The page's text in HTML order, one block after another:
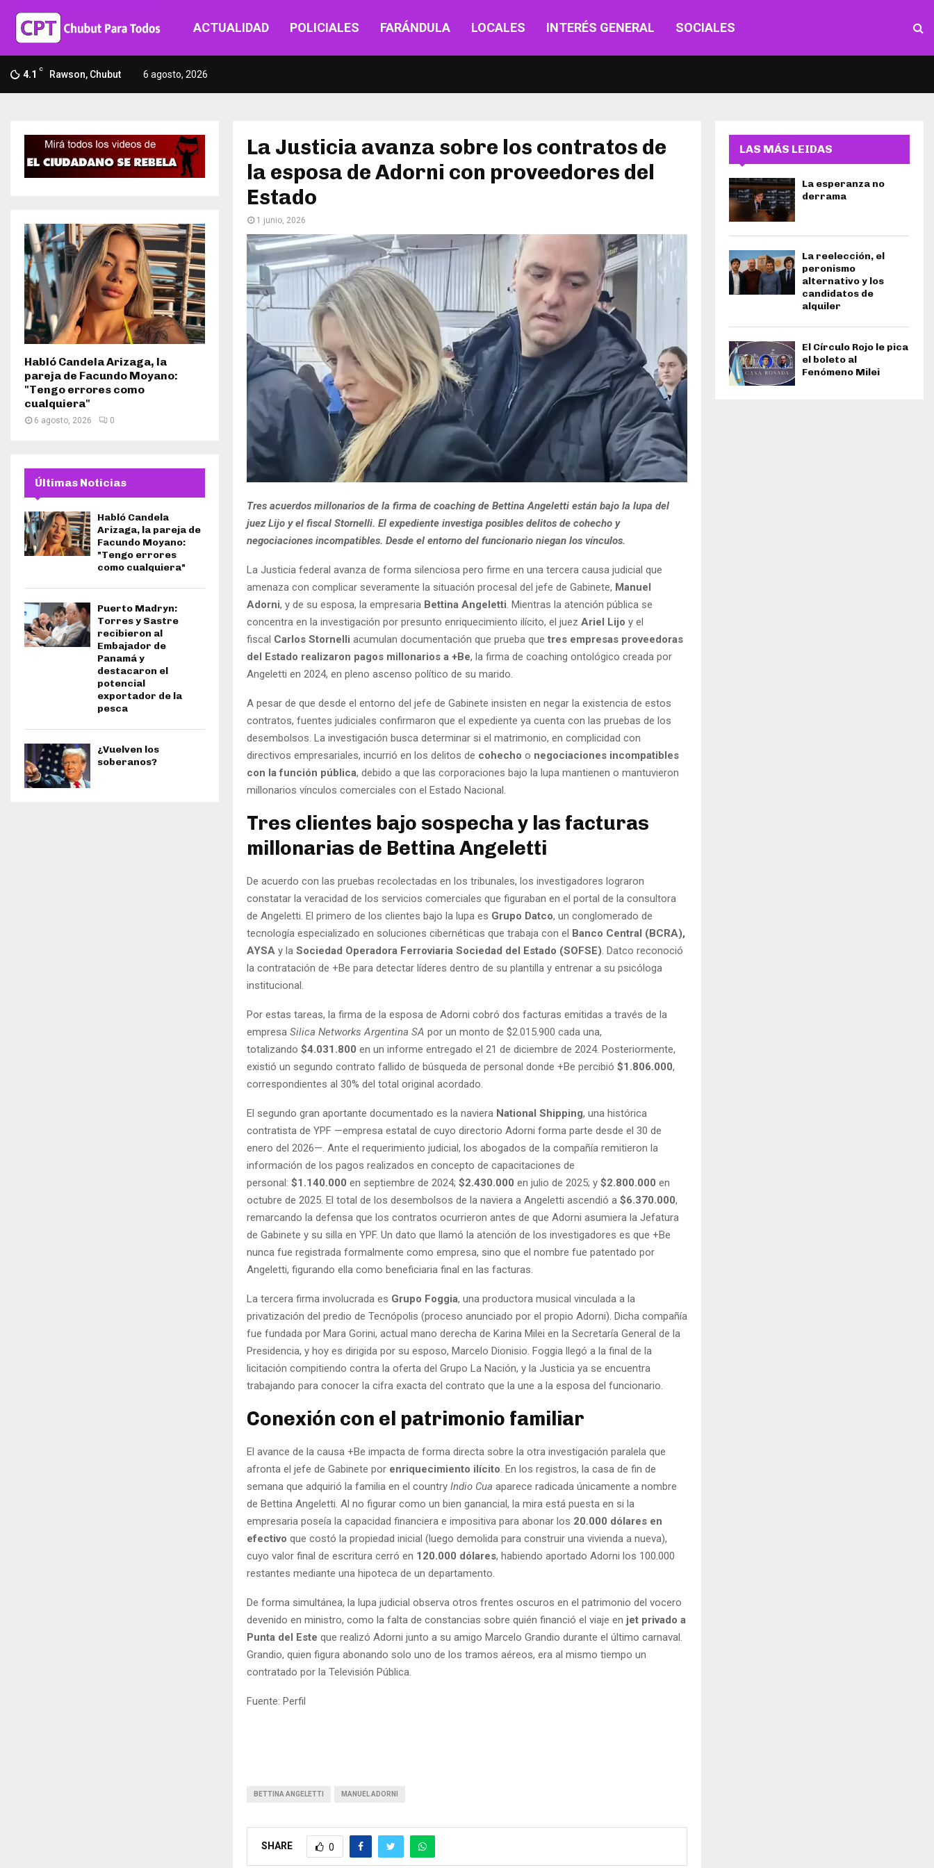
ACTUALIDAD POLICIALES FARÁNDULA LOCALES INTERÉS GENERAL SOCIALES
4.1 C Rawson, Chubut 6 agosto, 2026
La Justicia avanza sobre los contratos de
la esposa de Adorni con proveedores del
Estado
1 junio, 2026
Tres acuerdos millonarios de la firma de coaching de Bettina Angeletti están bajo la lupa del
juez Lijo y el fiscal Stornelli. El expediente investiga posibles delitos de cohecho y
negociaciones incompatibles. Desde el entorno del funcionario niegan los vínculos.
La Justicia federal avanza de forma silenciosa pero firme en una tercera causa judicial que
amenaza con complicar severamente la situación procesal del jefe de Gabinete, Manuel
Adorni, y de su esposa, la empresaria Bettina Angeletti. Mientras la atención pública se
concentra en la investigación por presunto enriquecimiento ilícito, el juez Ariel Lijo y el
fiscal Carlos Stornelli acumulan documentación que prueba que tres empresas proveedoras
del Estado realizaron pagos millonarios a +Be, la firma de coaching ontológico creada por
Angeletti en 2024, en pleno ascenso político de su marido.
A pesar de que desde el entorno del jefe de Gabinete insisten en negar la existencia de estos
contratos, fuentes judiciales confirmaron que el expediente ya cuenta con las pruebas de los
desembolsos. La investigación busca determinar si el matrimonio, en complicidad con
directivos empresariales, incurrió en los delitos de cohecho o negociaciones incompatibles
con la función pública, debido a que las corporaciones bajo la lupa mantienen o mantuvieron
millonarios vínculos comerciales con el Estado Nacional.
Tres clientes bajo sospecha y las facturas
millonarias de Bettina Angeletti
De acuerdo con las pruebas recolectadas en los tribunales, los investigadores lograron
constatar la veracidad de los servicios comerciales que figuraban en el portal de la consultora
de Angeletti. El primero de los clientes bajo la lupa es Grupo Datco, un conglomerado de
tecnología especializado en soluciones cibernéticas que trabaja con el Banco Central (BCRA),
AYSA y la Sociedad Operadora Ferroviaria Sociedad del Estado (SOFSE). Datco reconoció
la contratación de +Be para detectar líderes dentro de su plantilla y entrenar a su psicóloga
institucional.
Por estas tareas, la firma de la esposa de Adorni cobró dos facturas emitidas a través de la
empresa Silica Networks Argentina SA por un monto de $2.015.900 cada una,
totalizando $4.031.800 en un informe entregado el 21 de diciembre de 2024. Posteriormente,
existió un segundo contrato fallido de búsqueda de personal donde +Be percibió $1.806.000,
correspondientes al 30% del total original acordado.
El segundo gran aportante documentado es la naviera National Shipping, una histórica
contratista de YPF —empresa estatal de cuyo directorio Adorni forma parte desde el 30 de
enero del 2026—. Ante el requerimiento judicial, los abogados de la compañía remitieron la
información de los pagos realizados en concepto de capacitaciones de
personal: $1.140.000 en septiembre de 2024; $2.430.000 en julio de 2025; y $2.800.000 en
octubre de 2025. El total de los desembolsos de la naviera a Angeletti ascendió a $6.370.000,
remarcando la defensa que los contratos ocurrieron antes de que Adorni asumiera la Jefatura
de Gabinete y su silla en YPF. Un dato que llamó la atención de los investigadores es que +Be
nunca fue registrada formalmente como empresa, sino que el nombre fue patentado por
Angeletti, figurando ella como beneficiaria final en las facturas.
La tercera firma involucrada es Grupo Foggia, una productora musical vinculada a la
privatización del predio de Tecnópolis (proceso anunciado por el propio Adorni). Dicha compañía
fue fundada por Mara Gorini, actual mano derecha de Karina Milei en la Secretaría General de la
Presidencia, y hoy es dirigida por su esposo, Marcelo Dionisio. Foggia llegó a la final de la
licitación compitiendo contra la oferta del Grupo La Nación, y la Justicia ya se encuentra
trabajando para conocer la cifra exacta del contrato que la une a la esposa del funcionario.
Conexión con el patrimonio familiar
El avance de la causa +Be impacta de forma directa sobre la otra investigación paralela que
afronta el jefe de Gabinete por enriquecimiento ilícito. En los registros, la casa de fin de
semana que adquirió la familia en el country Indio Cua aparece radicada únicamente a nombre
de Bettina Angeletti. Al no figurar como un bien ganancial, la mira está puesta en si la
empresaria poseía la capacidad financiera e impositiva para abonar los 20.000 dólares en
efectivo que costó la propiedad inicial (luego demolida para construir una vivienda a nueva),
cuyo valor final de escritura cerró en 120.000 dólares, habiendo aportado Adorni los 100.000
restantes mediante una hipoteca de un departamento.
De forma simultánea, la lupa judicial observa otros frentes oscuros en el patrimonio del vocero
devenido en ministro, como la falta de constancias sobre quién financió el viaje en jet privado a
Punta del Este que realizó Adorni junto a su amigo Marcelo Grandio durante el último carnaval.
Grandio, quien figura abonando solo uno de los tramos aéreos, era al mismo tiempo un
contratado por la Televisión Pública.
Fuente: Perfil
BETTINA ANGELETTI MANUEL ADORNI
SHARE 0
Habló Candela Arizaga, la
pareja de Facundo Moyano:
"Tengo errores como
cualquiera"
6 agosto, 2026 0
Últimas Noticias
Habló Candela
Arizaga, la pareja de
Facundo Moyano:
"Tengo errores
como cualquiera"
Puerto Madryn:
Torres y Sastre
recibieron al
Embajador de
Panamá y
destacaron el
potencial
exportador de la
pesca
¿Vuelven los
soberanos?
LAS MÁS LEIDAS
La esperanza no
derrama
La reelección, el
peronismo
alternativo y los
candidatos de
alquiler
El Círculo Rojo le pica
el boleto al
Fenómeno Milei